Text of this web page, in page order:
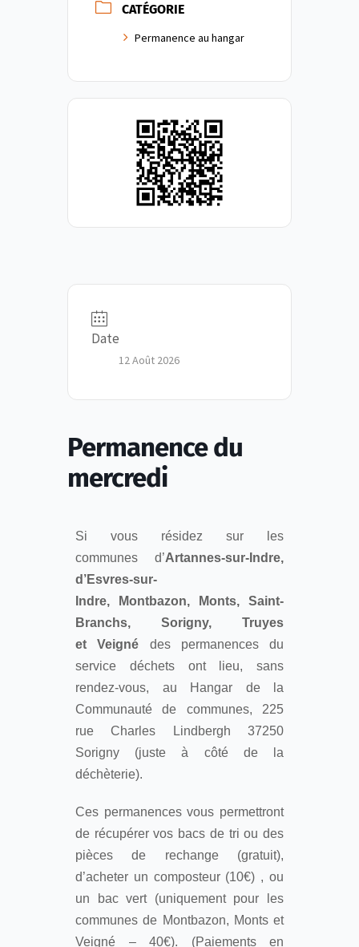
CATÉGORIE
Permanence au hangar
Date
12 Août 2026
Permanence du
mercredi
Si vous résidez sur les
communes d’Artannes-sur-Indre,
d’Esvres-sur-
Indre, Montbazon, Monts, Saint-
Branchs, Sorigny, Truyes
et Veigné des permanences du
service déchets ont lieu, sans
rendez-vous, au Hangar de la
Communauté de communes, 225
rue Charles Lindbergh 37250
Sorigny (juste à côté de la
déchèterie).
Ces permanences vous permettront
de récupérer vos bacs de tri ou des
pièces de rechange (gratuit),
d’acheter un composteur (10€) , ou
un bac vert (uniquement pour les
communes de Montbazon, Monts et
Veigné – 40€). (Paiements en